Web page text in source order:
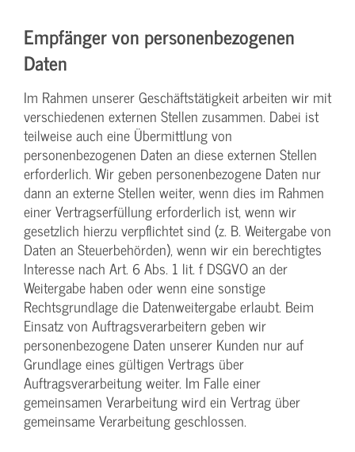
Empfänger von personenbezogenen
Daten
Im Rahmen unserer Geschäftstätigkeit arbeiten wir mit
verschiedenen externen Stellen zusammen. Dabei ist
teilweise auch eine Übermittlung von
personenbezogenen Daten an diese externen Stellen
erforderlich. Wir geben personenbezogene Daten nur
dann an externe Stellen weiter, wenn dies im Rahmen
einer Vertragserfüllung erforderlich ist, wenn wir
gesetzlich hierzu verpflichtet sind (z. B. Weitergabe von
Daten an Steuerbehörden), wenn wir ein berechtigtes
Interesse nach Art. 6 Abs. 1 lit. f DSGVO an der
Weitergabe haben oder wenn eine sonstige
Rechtsgrundlage die Datenweitergabe erlaubt. Beim
Einsatz von Auftragsverarbeitern geben wir
personenbezogene Daten unserer Kunden nur auf
Grundlage eines gültigen Vertrags über
Auftragsverarbeitung weiter. Im Falle einer
gemeinsamen Verarbeitung wird ein Vertrag über
gemeinsame Verarbeitung geschlossen.